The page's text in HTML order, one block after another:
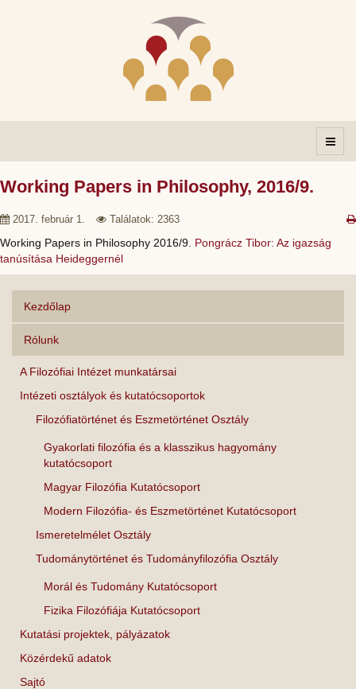
Working Papers in Philosophy, 2016/9.
2017. február 1. Találatok: 2363
Working Papers in Philosophy 2016/9. Pongrácz Tibor: Az igazság
tanúsítása Heideggernél
Kezdőlap
Rólunk
A Filozófiai Intézet munkatársai
Intézeti osztályok és kutatócsoportok
Filozófiatörténet és Eszmetörténet Osztály
Gyakorlati filozófia és a klasszikus hagyomány
kutatócsoport
Magyar Filozófia Kutatócsoport
Modern Filozófia- és Eszmetörténet Kutatócsoport
Ismeretelmélet Osztály
Tudománytörténet és Tudományfilozófia Osztály
Morál és Tudomány Kutatócsoport
Fizika Filozófiája Kutatócsoport
Kutatási projektek, pályázatok
Közérdekű adatok
Sajtó